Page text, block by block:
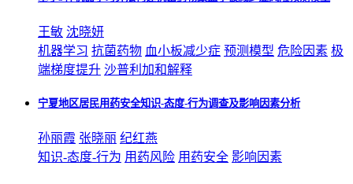
王敏 沈晓妍
机器学习 抗菌药物 血小板减少症 预测模型 危险因素 极
端梯度提升 沙普利加和解释
宁夏地区居民用药安全知识-态度-行为调查及影响因素分析
孙丽霞 张晓丽 纪红燕
知识-态度-行为 用药风险 用药安全 影响因素